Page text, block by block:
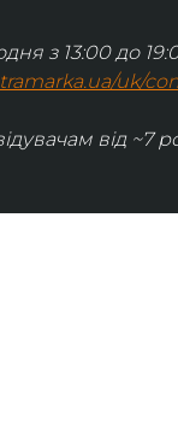
з 13:00 до
uk/
від ~7